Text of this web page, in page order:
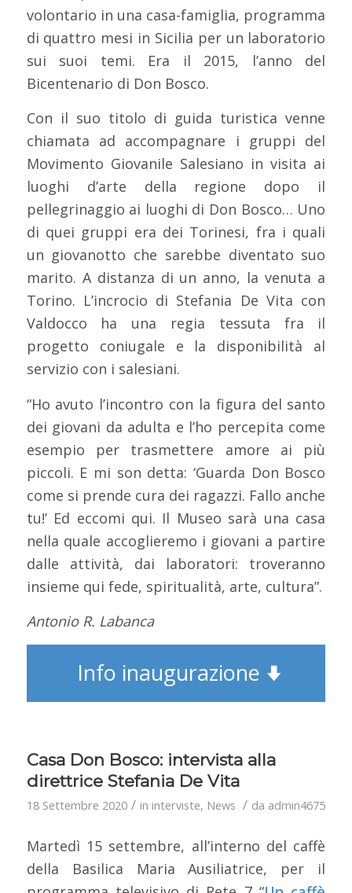
volontario in una casa-famiglia, programma
di quattro mesi in Sicilia per un laboratorio
sui suoi temi. Era il 2015, l’anno del
Bicentenario di Don Bosco.
Con il suo titolo di guida turistica venne
chiamata ad accompagnare i gruppi del
Movimento Giovanile Salesiano in visita ai
luoghi d’arte della regione dopo il
pellegrinaggio ai luoghi di Don Bosco… Uno
di quei gruppi era dei Torinesi, fra i quali
un giovanotto che sarebbe diventato suo
marito. A distanza di un anno, la venuta a
Torino. L’incrocio di Stefania De Vita con
Valdocco ha una regia tessuta fra il
progetto coniugale e la disponibilità al
servizio con i salesiani.
“Ho avuto l’incontro con la figura del santo
dei giovani da adulta e l’ho percepita come
esempio per trasmettere amore ai più
piccoli. E mi son detta: ‘Guarda Don Bosco
come si prende cura dei ragazzi. Fallo anche
tu!’ Ed eccomi qui. Il Museo sarà una casa
nella quale accoglieremo i giovani a partire
dalle attività, dai laboratori: troveranno
insieme qui fede, spiritualità, arte, cultura”.
Antonio R. Labanca
Info inaugurazione
Casa Don Bosco: intervista alla
direttrice Stefania De Vita
18 Settembre 2020 / in interviste, News / da admin4675
Martedì 15 settembre, all’interno del caffè
della Basilica Maria Ausiliatrice, per il